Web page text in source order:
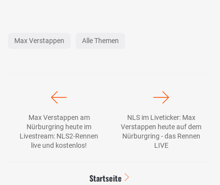
Max Verstappen Alle Themen
Max Verstappen am
Nürburgring heute im
Livestream: NLS2-Rennen
live und kostenlos!
NLS im Liveticker: Max
Verstappen heute auf dem
Nürburgring - das Rennen
LIVE
Startseite